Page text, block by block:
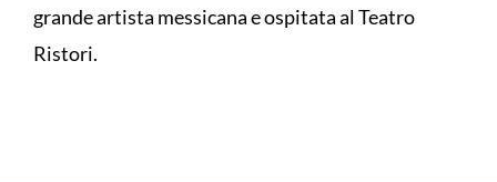
grande artista messicana e ospitata al Teatro
Ristori.